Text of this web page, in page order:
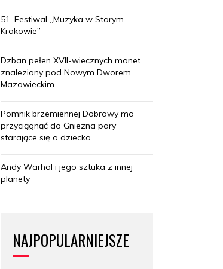
51. Festiwal „Muzyka w Starym
Krakowie”
Dzban pełen XVII-wiecznych monet
znaleziony pod Nowym Dworem
Mazowieckim
Pomnik brzemiennej Dobrawy ma
przyciągnąć do Gniezna pary
starające się o dziecko
Andy Warhol i jego sztuka z innej
planety
NAJPOPULARNIEJSZE